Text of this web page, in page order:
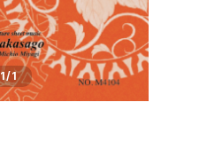
1/1